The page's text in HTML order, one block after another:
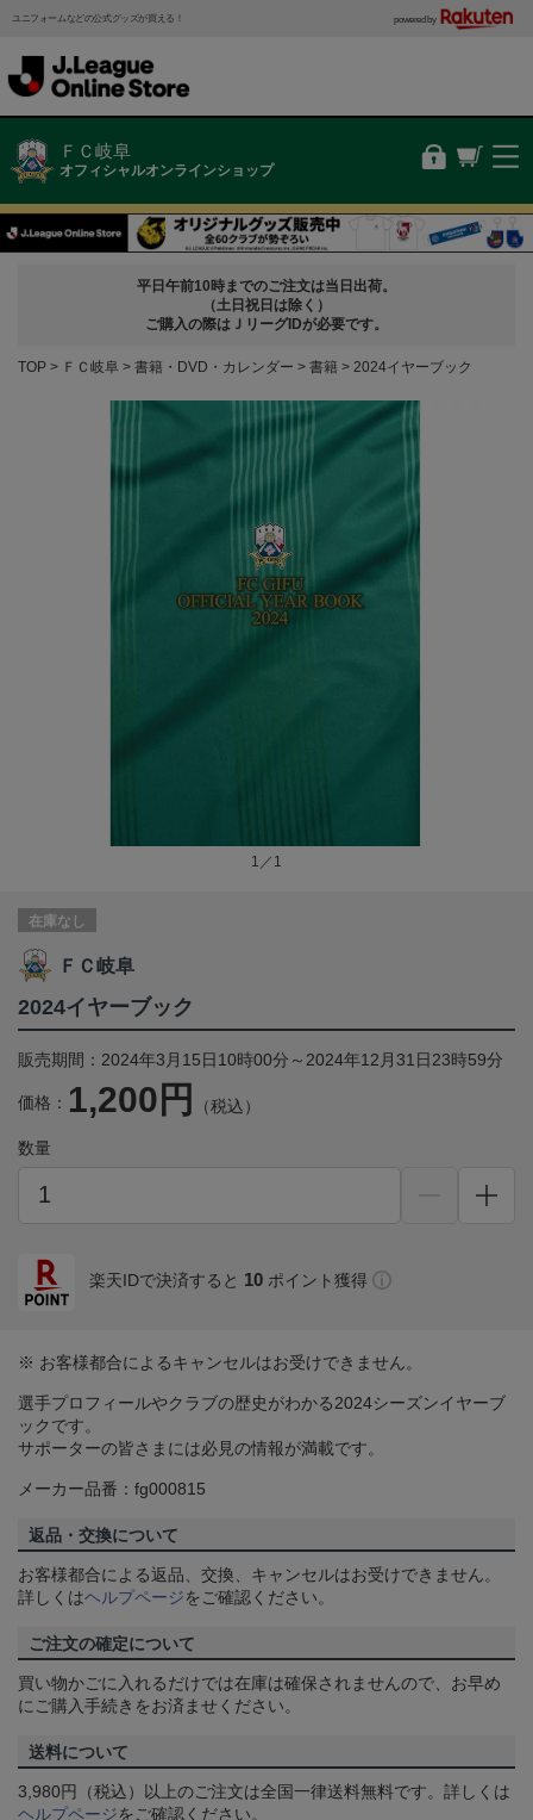
ユニフォームなどの公式グッズが買える！ powered by
ＦＣ岐阜
オフィシャルオンラインショップ
平日午前10時までのご注文は当日出荷。
（土日祝日は除く）
ご購入の際はＪリーグIDが必要です。
TOP ＦＣ岐阜 書籍・DVD・カレンダー 書籍 2024イヤーブック
1／1
在庫なし
ＦＣ岐阜
2024イヤーブック
販売期間：2024年3月15日10時00分～2024年12月31日23時59分
価格： 1,200円 （税込）
数量
楽天IDで決済すると 10 ポイント獲得
※ お客様都合によるキャンセルはお受けできません。
選手プロフィールやクラブの歴史がわかる2024シーズンイヤーブ
ックです。
サポーターの皆さまには必見の情報が満載です。
メーカー品番：fg000815
返品・交換について
お客様都合による返品、交換、キャンセルはお受けできません。
詳しくはヘルプページをご確認ください。
ご注文の確定について
買い物かごに入れるだけでは在庫は確保されませんので、お早め
にご購入手続きをお済ませください。
送料について
3,980円（税込）以上のご注文は全国一律送料無料です。詳しくは
ヘルプページをご確認ください。